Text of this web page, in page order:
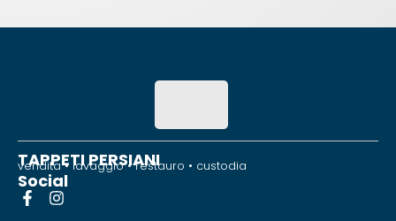
TAPPETI PERSIANI
vendita • lavaggio • restauro • custodia
Social